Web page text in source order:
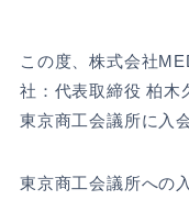
この度、株式会社
社：代表取締役 柏木
東京商工会議所に入
東京商工会議所への